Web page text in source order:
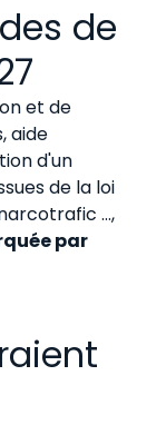
de
et de
aide
d'un
de la loi
…,
par